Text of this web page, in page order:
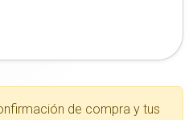
de compra y tus